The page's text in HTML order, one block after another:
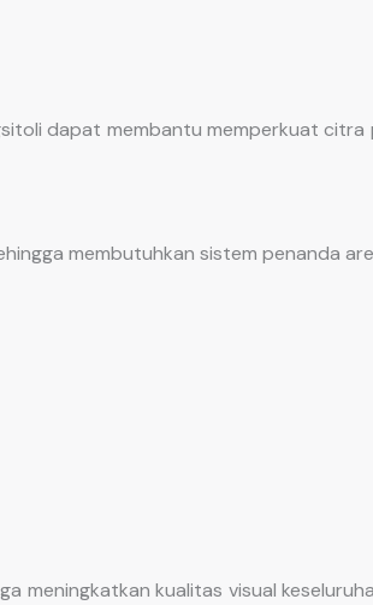
dapat membantu memperkuat
membutuhkan sistem penanda
meningkatkan kualitas visual